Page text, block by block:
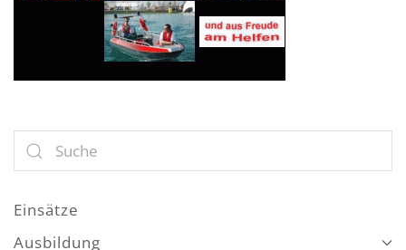
Einsätze
Ausbildung